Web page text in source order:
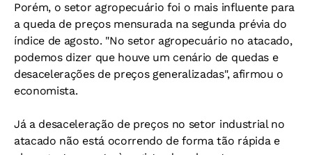
Porém, o setor agropecuário foi o mais influente para
a queda de preços mensurada na segunda prévia do
índice de agosto. "No setor agropecuário no atacado,
podemos dizer que houve um cenário de quedas e
desacelerações de preços generalizadas", afirmou o
economista.
Já a desaceleração de preços no setor industrial no
atacado não está ocorrendo de forma tão rápida e